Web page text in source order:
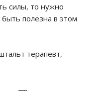
силы, то нужно
быть полезна в этом
терапевт,